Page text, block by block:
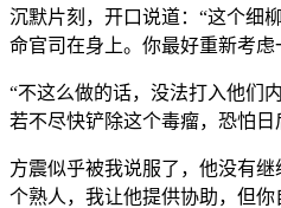
沉默片刻，开口说道：“这个细
命官司在身上。你最好重新考虑
“不这么做的话，没法打入他们
若不尽快铲除这个毒瘤，恐怕
方震似乎被我说服了，他没有
个熟人，我让他提供协助，但